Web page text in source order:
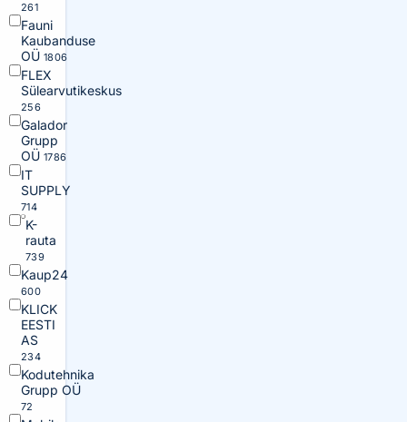
261
Fauni
Kaubanduse
OÜ 1806
FLEX
Sülearvutikeskus
256
Galador
Grupp
OÜ 1786
IT
SUPPLY
714
K-
rauta
739
Kaup24
600
KLICK
EESTI
AS
234
Kodutehnika
Grupp OÜ
72